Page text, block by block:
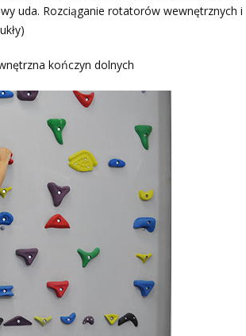
uda. Rozciąganie rotatorów wewnętrznych i
kończyn dolnych